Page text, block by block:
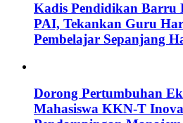
Kadis Pendidikan Barru
PAI, Tekankan Guru
Pembelajar Sepanjang
Dorong Pertumbuhan
Mahasiswa KKN-T